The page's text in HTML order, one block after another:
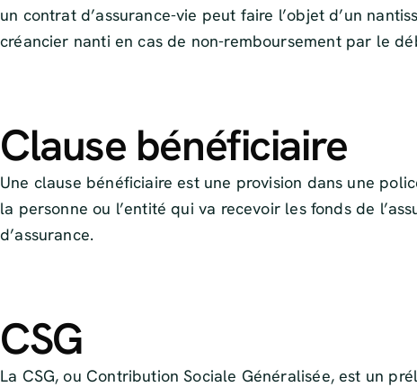
un contrat d’assurance-vie peut faire l’objet d’un
créancier nanti en cas de non-remboursement par le
Clause bénéficiaire
Une clause bénéficiaire est une provision dans une
la personne ou l’entité qui va recevoir les fonds de
d’assurance.
CSG
La CSG, ou Contribution Sociale Généralisée, est un